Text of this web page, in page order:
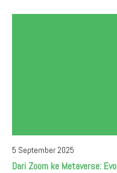
5 September 2025
Dari Zoom ke Metaverse: